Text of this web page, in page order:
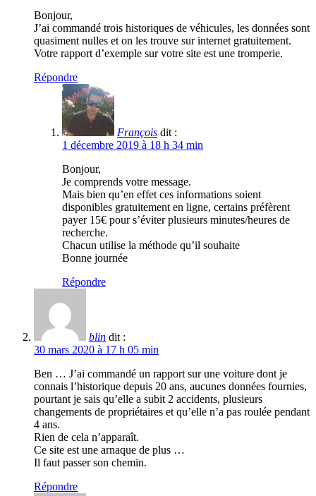
Bonjour,
J’ai commandé trois historiques de véhicules, les données sont
quasiment nulles et on les trouve sur internet gratuitement.
Votre rapport d’exemple sur votre site est une tromperie.
Répondre
François dit :
1 décembre 2019 à 18 h 34 min
Bonjour,
Je comprends votre message.
Mais bien qu’en effet ces informations soient
disponibles gratuitement en ligne, certains préfèrent
payer 15€ pour s’éviter plusieurs minutes/heures de
recherche.
Chacun utilise la méthode qu’il souhaite
Bonne journée
Répondre
blin dit :
30 mars 2020 à 17 h 05 min
Ben … J’ai commandé un rapport sur une voiture dont je
connais l’historique depuis 20 ans, aucunes données fournies,
pourtant je sais qu’elle a subit 2 accidents, plusieurs
changements de propriétaires et qu’elle n’a pas roulée pendant
4 ans.
Rien de cela n’apparaît.
Ce site est une arnaque de plus …
Il faut passer son chemin.
Répondre